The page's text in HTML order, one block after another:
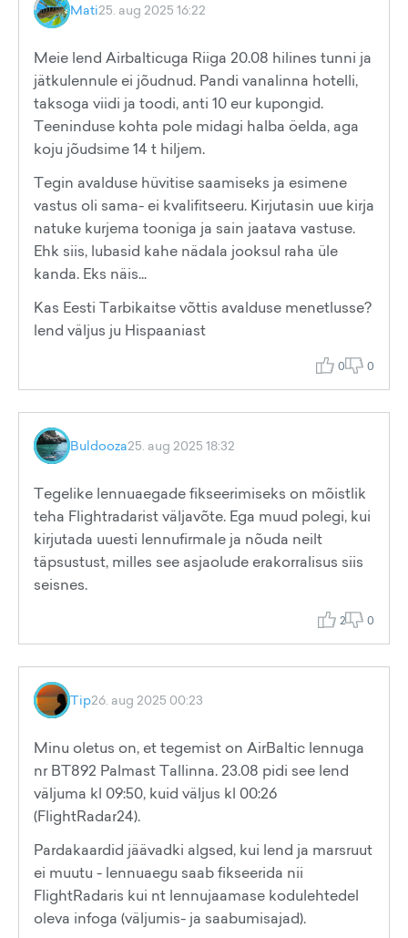
Mati25. aug 2025 16:22
Meie lend Airbalticuga Riiga 20.08 hilines tunni ja
jätkulennule ei jõudnud. Pandi vanalinna hotelli,
taksoga viidi ja toodi, anti 10 eur kupongid.
Teeninduse kohta pole midagi halba öelda, aga
koju jõudsime 14 t hiljem.
Tegin avalduse hüvitise saamiseks ja esimene
vastus oli sama- ei kvalifitseeru. Kirjutasin uue kirja
natuke kurjema tooniga ja sain jaatava vastuse.
Ehk siis, lubasid kahe nädala jooksul raha üle
kanda. Eks näis...
Kas Eesti Tarbikaitse võttis avalduse menetlusse?
lend väljus ju Hispaaniast
0 0
Buldooza25. aug 2025 18:32
Tegelike lennuaegade fikseerimiseks on mõistlik
teha Flightradarist väljavõte. Ega muud polegi, kui
kirjutada uuesti lennufirmale ja nõuda neilt
täpsustust, milles see asjaolude erakorralisus siis
seisnes.
2 0
Tip26. aug 2025 00:23
Minu oletus on, et tegemist on AirBaltic lennuga
nr BT892 Palmast Tallinna. 23.08 pidi see lend
väljuma kl 09:50, kuid väljus kl 00:26
(FlightRadar24).
Pardakaardid jäävadki algsed, kui lend ja marsruut
ei muutu - lennuaegu saab fikseerida nii
FlightRadaris kui nt lennujaamase kodulehtedel
oleva infoga (väljumis- ja saabumisajad).